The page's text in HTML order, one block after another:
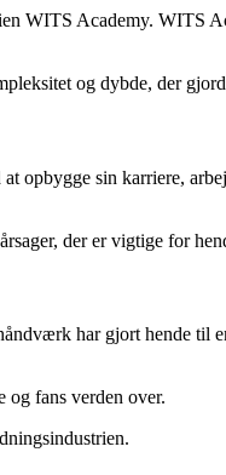
WITS Academy. WITS
og dybde, der
opbygge sin karriere,
der er vigtige for
har gjort hende til
og fans verden over.